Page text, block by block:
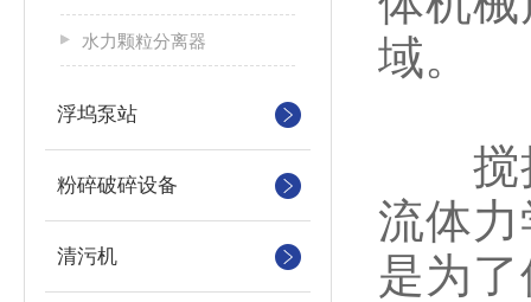
水力颗粒分离器
浮坞泵站
粉碎破碎设备
清污机
域。
搅拌
流体
是为